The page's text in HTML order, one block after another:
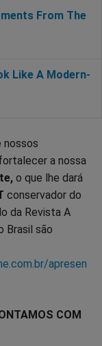
nossos
a nossa
o que lhe dará
conservador do
da Revista A
Brasil são
apresen
COM